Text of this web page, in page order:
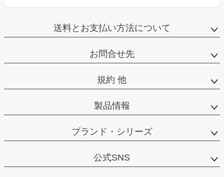
送料とお支払い方法について
お問合せ先
規約 他
製品情報
ブランド・シリーズ
公式SNS